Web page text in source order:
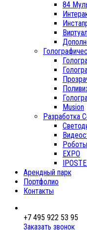
84
Musion
Разработка
EXPO
Арендный парк
Портфолио
Контакты
+7 495 922 53 95
Заказать звонок